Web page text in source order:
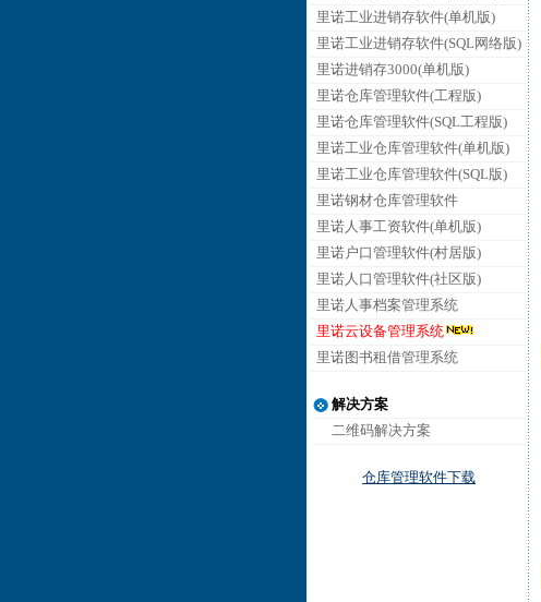
里诺工业进销存软件(单机版)
里诺工业进销存软件(SQL网络版)
里诺进销存3000(单机版)
里诺仓库管理软件(工程版)
里诺仓库管理软件(SQL工程版)
里诺工业仓库管理软件(单机版)
里诺工业仓库管理软件(SQL版)
里诺钢材仓库管理软件
里诺人事工资软件(单机版)
里诺户口管理软件(村居版)
里诺人口管理软件(社区版)
里诺人事档案管理系统
里诺云设备管理系统
里诺图书租借管理系统
解决方案
二维码解决方案
仓库管理软件下载